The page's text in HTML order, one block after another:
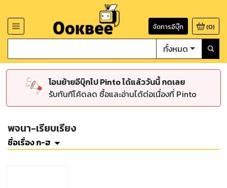
จัดการอีบุ๊ก (0)
ทั้งหมด
โอนย้ายอีบุ๊กไป Pinto ได้แล้ววันนี้ กดเลย
รับทันทีโค้ดลด ซื้อและอ่านได้ต่อเนื่องที่ Pinto
พจนา-เรียบเรียง
ชื่อเรื่อง ก-ฮ